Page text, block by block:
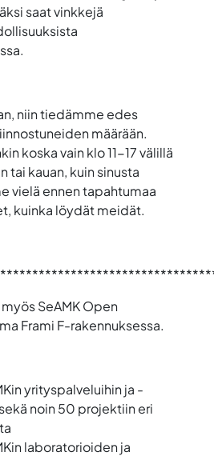
saat vinkkejä
niin tiedämme edes
määrään.
koska vain klo 11-17 välillä
tai kauan, kuin sinusta
vielä ennen tapahtumaa
kuinka löydät meidät.
SeAMK Open
Frami F-rakennuksessa.
yrityspalveluihin ja -
noin 50 projektiin eri
laboratorioiden ja